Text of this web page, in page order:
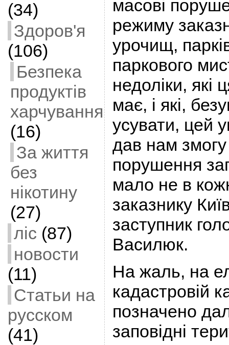
(34)
Здоров'я
(106)
Безпека
продуктів
харчування
(16)
За життя
без
нікотину
(27)
ліс (87)
новости
(11)
Статьи на
русском
(41)
масові
режиму
урочищ,
паркового
недоліки, які
має, і які,
усувати, цей
дав нам
порушення
мало не в
заказнику
заступник
Василюк.
На жаль, на
кадастровій
позначено
заповідні